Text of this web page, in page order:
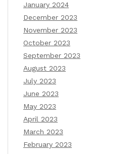
January 2024
December 2023
November 2023
October 2023
September 2023
August 2023
July 2023
June 2023
May 2023
April 2023
March 2023
February 2023